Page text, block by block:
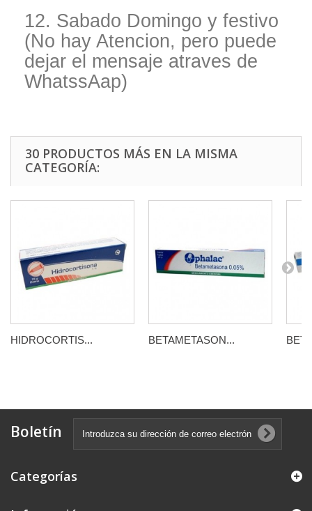
12. Sabado Domingo y festivo
(No hay Atencion, pero puede
dejar el mensaje atraves de
WhatssAap)
30 PRODUCTOS MÁS EN LA MISMA
CATEGORÍA:
HIDROCORTIS... BETAMETASON...
Boletín
Categorías